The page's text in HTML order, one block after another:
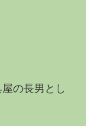
の長男とし